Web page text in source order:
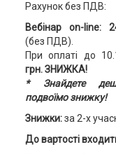
Рахунок без ПДВ:
Вебінар on-line:
(без ПДВ).
При оплаті до
грн. ЗНИЖКА!
* Знайдете
подвоїмо знижку!
Знижки:за 2-х
До вартості